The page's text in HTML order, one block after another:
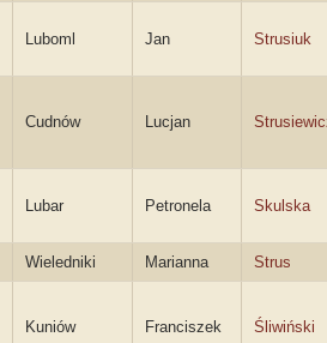
Luboml Jan Strusiuk
Cudnów Lucjan
Lubar Petronela Skulska
Wieledniki Marianna Strus
Kuniów Franciszek Śliwiński